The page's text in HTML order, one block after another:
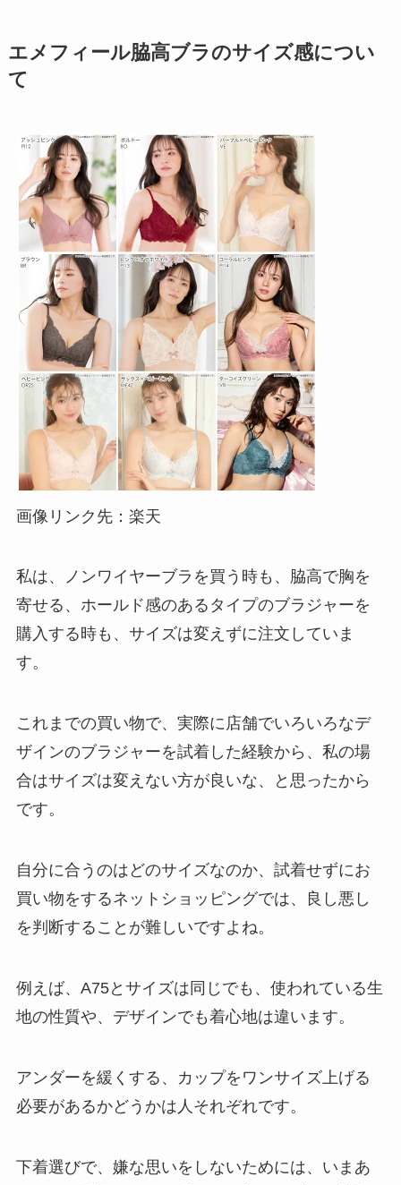
エメフィール脇高ブラのサイズ感につい
て
画像リンク先：楽天
私は、ノンワイヤーブラを買う時も、脇高で胸を
寄せる、ホールド感のあるタイプのブラジャーを
購入する時も、サイズは変えずに注文していま
す。
これまでの買い物で、実際に店舗でいろいろなデ
ザインのブラジャーを試着した経験から、私の場
合はサイズは変えない方が良いな、と思ったから
です。
自分に合うのはどのサイズなのか、試着せずにお
買い物をするネットショッピングでは、良し悪し
を判断することが難しいですよね。
例えば、A75とサイズは同じでも、使われている生
地の性質や、デザインでも着心地は違います。
アンダーを緩くする、カップをワンサイズ上げる
必要があるかどうかは人それぞれです。
下着選びで、嫌な思いをしないためには、いまあ